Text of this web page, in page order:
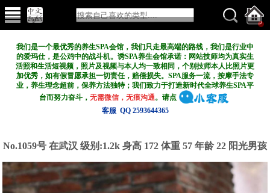
我们是一个最优秀的养生SPA会馆，我们只走最高端的路线，我们是行业中
的爱玛仕，是公鸡中的战斗机。诱SPA养生会馆承诺：网站技师均为真实生
活照和生活短视频，照片及视频与本人均一致相同，个别技师本人比照片更
加优秀，如有假冒愿承担一切责任，赔偿损失。SPA服务一流，按摩手法专
业，养生理念超前，保养方法独特；我们致力于打造新时代全球养生SPA平
台而努力奋斗，无需微信，无痕沟通。请点
客服 QQ 2593644365
No.1059号 在武汉 级别:1.2k 身高 172 体重 57 年龄 22 阳光男孩